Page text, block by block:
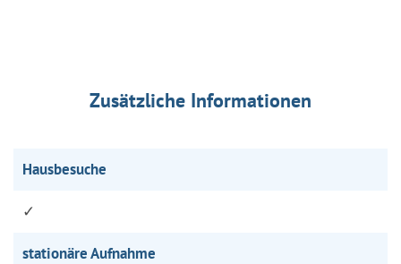
Zusätzliche Informationen
Hausbesuche
✓
stationäre Aufnahme